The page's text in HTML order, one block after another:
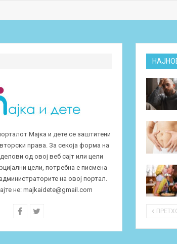
Мајка и дете се заштитени
права. За секоја форма на
од овој веб сајт или цели
цели, потребна е писмена
на овој портал.
не:majkaidete@gmail.com